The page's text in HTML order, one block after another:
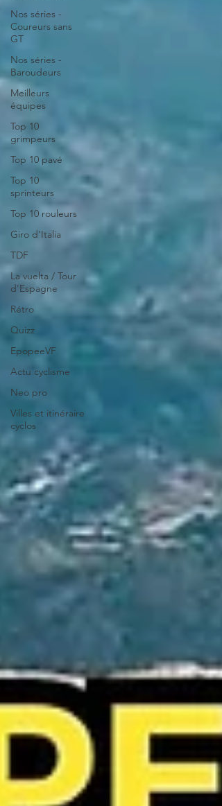
Nos séries -
Coureurs sans
GT
Nos séries -
Baroudeurs
Meilleurs
équipes
Top 10
grimpeurs
Top 10 pavé
Top 10
sprinteurs
Top 10 rouleurs
Giro d'Italia
TDF
La vuelta / Tour
d'Espagne
Rétro
Quizz
EpopeeVF
Actu cyclisme
Neo pro
Villes et itinéraire
cyclos